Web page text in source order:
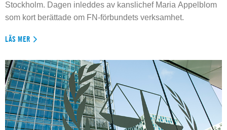
Stockholm. Dagen inleddes av kanslichef Maria Appelblom
som kort berättade om FN-förbundets verksamhet.
LÄS MER